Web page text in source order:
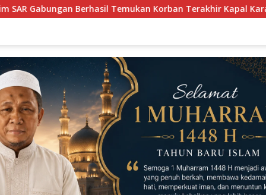
Korban Terakhir Kapal Karam di Perairan Mengkikip